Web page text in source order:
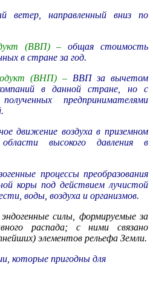
ветер, направленный вниз по
(ВВП) –
общая стоимость
в стране за год.
(ВНП) –ВВП за вычетом
в данной стране, но с
предпринимателями
движение воздуха в приземном
высокого давления в
процессы преобразования
коры под действием лучистой
воды, воздуха и организмов.
эндогенные силы, формируемые за
распада; с ними связано
элементов рельефа Земли.
которые пригодны для